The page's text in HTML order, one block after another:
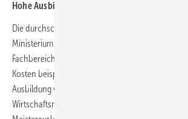
Hohe Ausbildungskosten als Hürde
Die durchschnittlichen Kosten für eine
Ministerium bei rund 7.500 Euro, wobei die
Fachbereich stark variieren. Bei
Kosten beispielsweise bis zu 13.000 Euro
Ausbildung war ein zentrales Versprechen im
Wirtschaftsministerin Boos-John betonte: „Eine